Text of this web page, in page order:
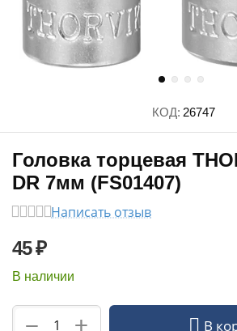
КОД: 26747
Головка торцевая
DR 7мм (FS01407)
Написать отзыв
45₽
В наличии
+
− В